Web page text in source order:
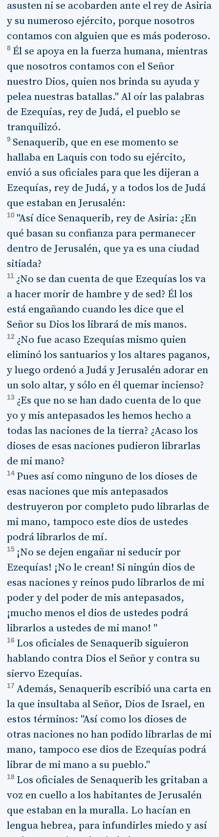
asusten ni se acobarden ante el rey de Asiria
y su numeroso ejército, porque nosotros
contamos con alguien que es más poderoso.
8 Él se apoya en la fuerza humana, mientras
que nosotros contamos con el Señor
nuestro Dios, quien nos brinda su ayuda y
pelea nuestras batallas." Al oír las palabras
de Ezequías, rey de Judá, el pueblo se
tranquilizó.
9 Senaquerib, que en ese momento se
hallaba en Laquis con todo su ejército,
envió a sus oficiales para que les dijeran a
Ezequías, rey de Judá, y a todos los de Judá
que estaban en Jerusalén:
10 "Así dice Senaquerib, rey de Asiria: ¿En
qué basan su confianza para permanecer
dentro de Jerusalén, que ya es una ciudad
sitiada?
11 ¿No se dan cuenta de que Ezequías los va
a hacer morir de hambre y de sed? Él los
está engañando cuando les dice que el
Señor su Dios los librará de mis manos.
12 ¿No fue acaso Ezequías mismo quien
eliminó los santuarios y los altares paganos,
y luego ordenó a Judá y Jerusalén adorar en
un solo altar, y sólo en él quemar incienso?
13 ¿Es que no se han dado cuenta de lo que
yo y mis antepasados les hemos hecho a
todas las naciones de la tierra? ¿Acaso los
dioses de esas naciones pudieron librarlas
de mi mano?
14 Pues así como ninguno de los dioses de
esas naciones que mis antepasados
destruyeron por completo pudo librarlas de
mi mano, tampoco este dios de ustedes
podrá librarlos de mí.
15 ¡No se dejen engañar ni seducir por
Ezequías! ¡No le crean! Si ningún dios de
esas naciones y reinos pudo librarlos de mi
poder y del poder de mis antepasados,
¡mucho menos el dios de ustedes podrá
librarlos a ustedes de mi mano! "
16 Los oficiales de Senaquerib siguieron
hablando contra Dios el Señor y contra su
siervo Ezequías.
17 Además, Senaquerib escribió una carta en
la que insultaba al Señor, Dios de Israel, en
estos términos: "Así como los dioses de
otras naciones no han podido librarlas de mi
mano, tampoco ese dios de Ezequías podrá
librar de mi mano a su pueblo."
18 Los oficiales de Senaquerib les gritaban a
voz en cuello a los habitantes de Jerusalén
que estaban en la muralla. Lo hacían en
lengua hebrea, para infundirles miedo y así